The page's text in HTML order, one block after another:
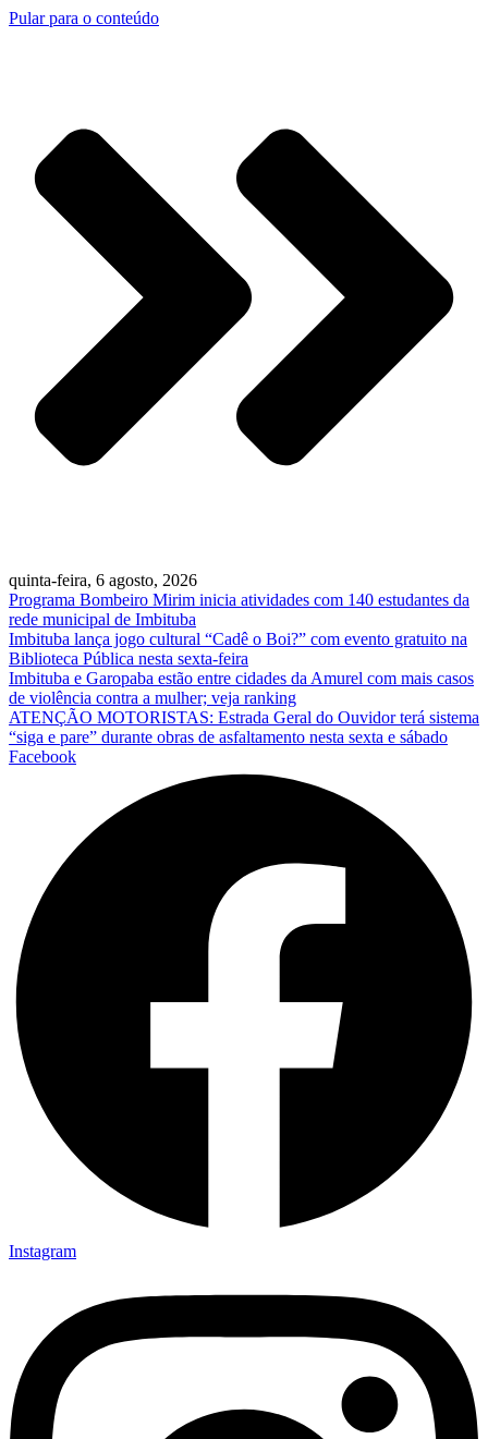
Pular para o conteúdo
quinta-feira, 6 agosto, 2026
Programa Bombeiro Mirim inicia atividades com 140 estudantes da
rede municipal de Imbituba
Imbituba lança jogo cultural “Cadê o Boi?” com evento gratuito na
Biblioteca Pública nesta sexta-feira
Imbituba e Garopaba estão entre cidades da Amurel com mais casos
de violência contra a mulher; veja ranking
ATENÇÃO MOTORISTAS: Estrada Geral do Ouvidor terá sistema
“siga e pare” durante obras de asfaltamento nesta sexta e sábado
Facebook
Instagram